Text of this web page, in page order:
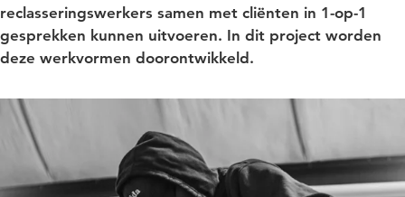
reclasseringswerkers samen met cliënten in 1-op-1
gesprekken kunnen uitvoeren. In dit project worden
deze werkvormen doorontwikkeld.